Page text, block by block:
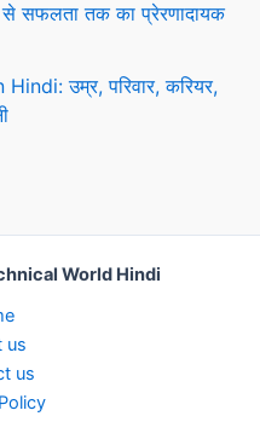
सफलता तक का प्रेरणादायक
उम्र, परिवार, करियर,
World Hindi
us
us